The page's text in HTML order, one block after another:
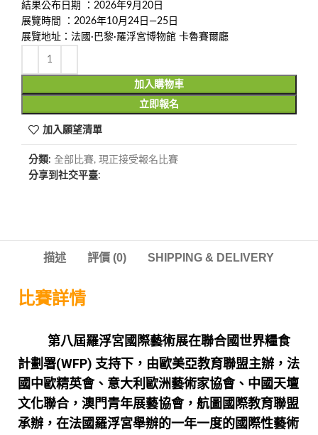
結果公布日期 ：2026年9月20日
展覽時間 ：2026年10月24日—25日
展覽地址：法國·巴黎·羅浮宮博物館 卡魯賽爾廳
加入購物車
立即報名
加入願望清單
分類: 全部比賽, 現正接受報名比賽
分享到社交平臺:
描述 評價 (0) SHIPPING & DELIVERY
比賽詳情
第八屆羅浮宮國際藝術展在聯合國世界糧食
計劃署(WFP) 支持下，由歐美亞教育聯盟主辦，法
國中歐精英會、意大利歐洲藝術家協會、中國天壇
文化聯合，澳門青年展藝協會，航圖國際教育聯盟
承辦，在法國羅浮宮舉辦的一年一度的國際性藝術